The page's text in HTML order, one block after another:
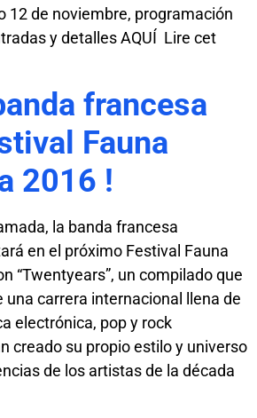
12 de noviembre, programación
y detalles AQUÍ Lire cet
francesa
Fauna
2016 !
la banda francesa
en el próximo Festival Fauna
“Twentyears”, un compilado que
una carrera internacional llena de
electrónica, pop y rock
creado su propio estilo y universo
de los artistas de la década